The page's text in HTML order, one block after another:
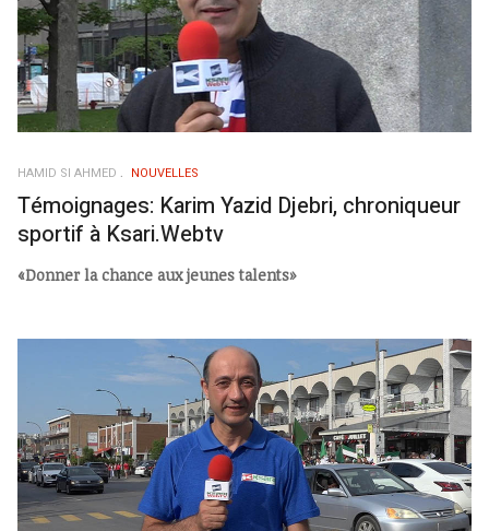
HAMID SI AHMED NOUVELLES
Témoignages: Karim Yazid Djebri, chroniqueur
sportif à Ksari.Webtv
«Donner la chance aux jeunes talents»